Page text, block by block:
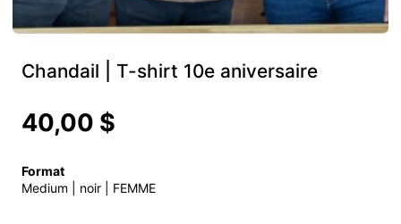
Chandail | T-shirt 10e aniversaire
40,00 $
Format
Medium | noir | FEMME